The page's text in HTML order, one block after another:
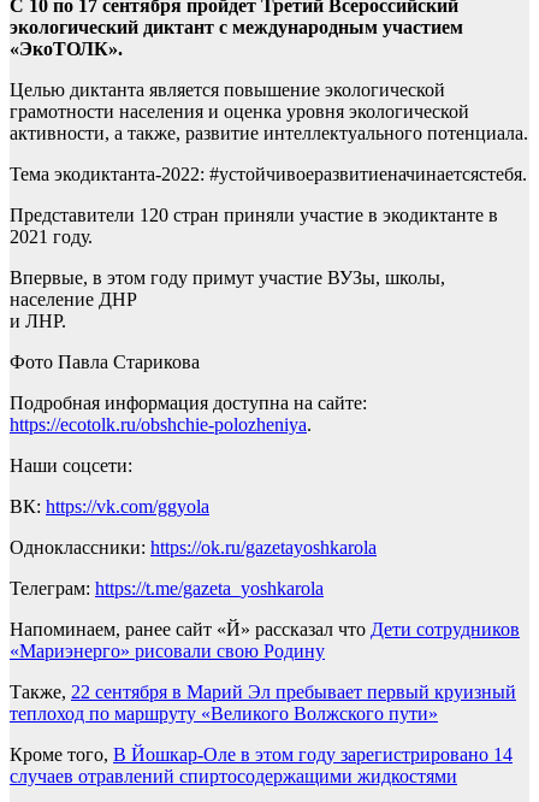
С 10 по 17 сентября пройдет Третий Всероссийский
экологический диктант с международным участием
«ЭкоТОЛК».
Целью диктанта является повышение экологической
грамотности населения и оценка уровня экологической
активности, а также, развитие интеллектуального потенциала.
Тема экодиктанта-2022: #устойчивоеразвитиеначинаетсястебя.
Представители 120 стран приняли участие в экодиктанте в
2021 году.
Впервые, в этом году примут участие ВУЗы, школы,
население ДНР
и ЛHP.
Фото Павла Старикова
Подробная информация доступна на сайте:
https://ecotolk.ru/obshchie-polozheniya.
Наши соцсети:
ВК: https://vk.com/ggyola
Одноклассники: https://ok.ru/gazetayoshkarola
Телеграм: https://t.me/gazeta_yoshkarola
Напоминаем, ранее сайт «Й» рассказал что Дети сотрудников
«Мариэнерго» рисовали свою Родину
Также, 22 сентября в Марий Эл пребывает первый круизный
теплоход по маршруту «Великого Волжского пути»
Кроме того, В Йошкар-Оле в этом году зарегистрировано 14
случаев отравлений спиртосодержащими жидкостями